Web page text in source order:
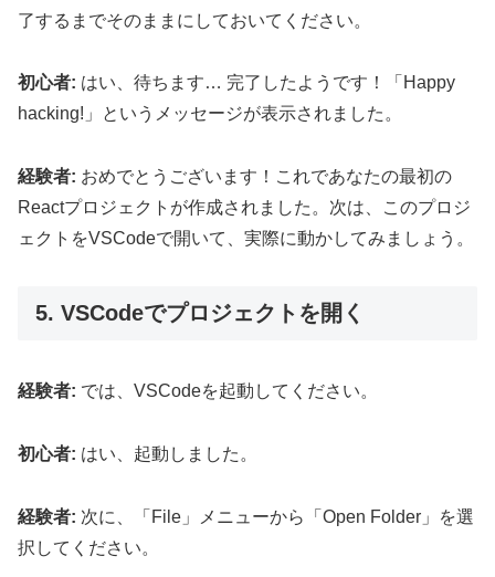
了するまでそのままにしておいてください。
初心者: はい、待ちます… 完了したようです！「Happy
hacking!」というメッセージが表示されました。
経験者: おめでとうございます！これであなたの最初の
Reactプロジェクトが作成されました。次は、このプロジ
ェクトをVSCodeで開いて、実際に動かしてみましょう。
5. VSCodeでプロジェクトを開く
経験者: では、VSCodeを起動してください。
初心者: はい、起動しました。
経験者: 次に、「File」メニューから「Open Folder」を選
択してください。